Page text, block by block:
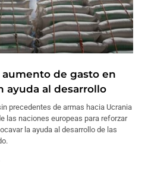
aumento de gasto en
ayuda al desarrollo
precedentes de armas hacia Ucrania
las naciones europeas para reforzar
la ayuda al desarrollo de las